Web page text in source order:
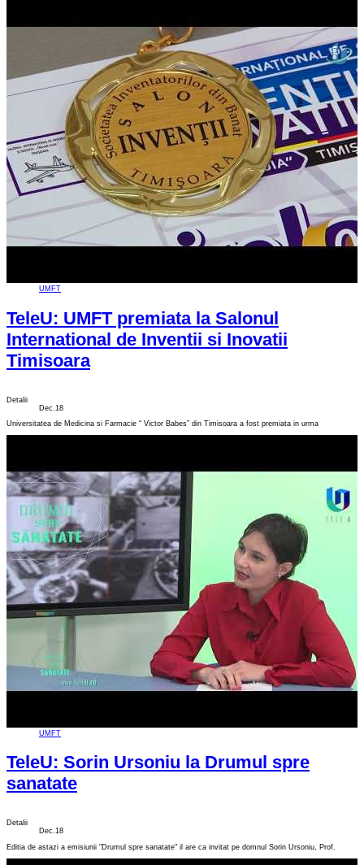
UMFT
TeleU: UMFT premiata la Salonul
International de Inventii si Inovatii
Timisoara
Detalii
Dec.18
Universitatea de Medicina si Farmacie “ Victor Babes” din Timisoara a fost premiata in urma
UMFT
TeleU: Sorin Ursoniu la Drumul spre
sanatate
Detalii
Dec.18
Editia de astazi a emisiunii "Drumul spre sanatate" il are ca invitat pe domnul Sorin Ursoniu, Prof.